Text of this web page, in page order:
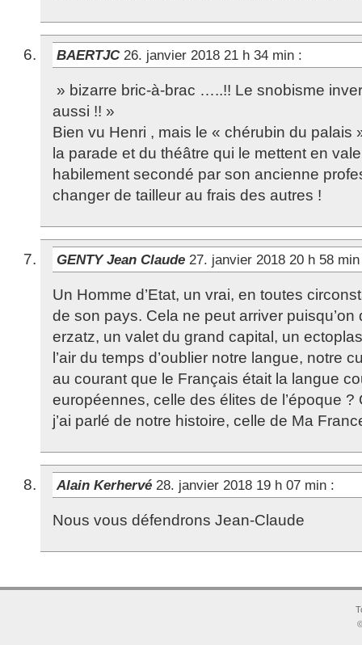
BAERTJC 26. janvier 2018 21 h 34 min :
» bizarre bric-à-brac …..!! Le snobisme
aussi !! »
Bien vu Henri , mais le « chérubin du palais
la parade et du théâtre qui le mettent en
habilement secondé par son ancienne
changer de tailleur au frais des autres !
GENTY Jean Claude 27. janvier 2018 20 h 58
Un Homme d’Etat, un vrai, en toutes
de son pays. Cela ne peut arriver puisqu’on
erzatz, un valet du grand capital, un
l’air du temps d’oublier notre langue, notre
au courant que le Français était la langue
européennes, celle des élites de l’époque
j’ai parlé de notre histoire, celle de Ma
Alain Kerhervé 28. janvier 2018 19 h 07 min :
Nous vous défendrons Jean-Claude